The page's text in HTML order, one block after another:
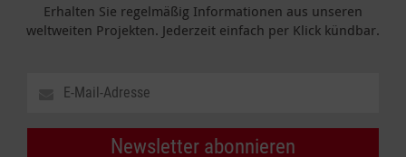
Erhalten Sie regelmäßig Informationen aus unseren
weltweiten Projekten. Jederzeit einfach per Klick kündbar.
Newsletter abonnieren